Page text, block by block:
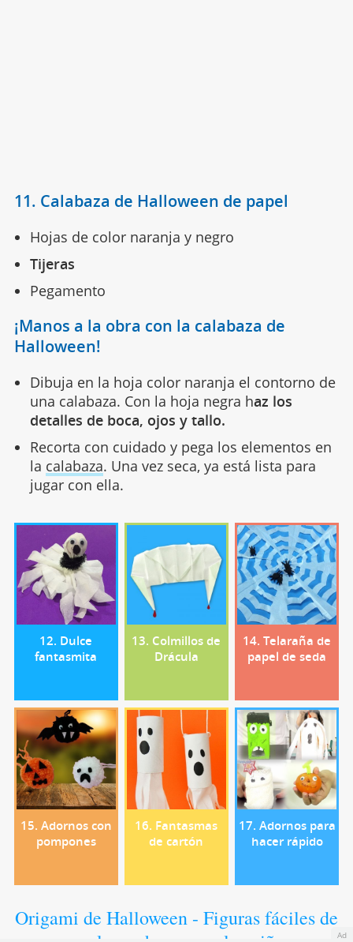
11. Calabaza de Halloween de papel
Hojas de color naranja y negro
Tijeras
Pegamento
¡Manos a la obra con la calabaza de
Halloween!
Dibuja en la hoja color naranja el contorno de
una calabaza. Con la hoja negra haz los
detalles de boca, ojos y tallo.
Recorta con cuidado y pega los elementos en
la calabaza. Una vez seca, ya está lista para
jugar con ella.
12. Dulce
fantasmita
13. Colmillos de
Drácula
14. Telaraña de
papel de seda
15. Adornos con
pompones
16. Fantasmas
de cartón
17. Adornos para
hacer rápido
Origami de Halloween - Figuras fáciles de
Ad